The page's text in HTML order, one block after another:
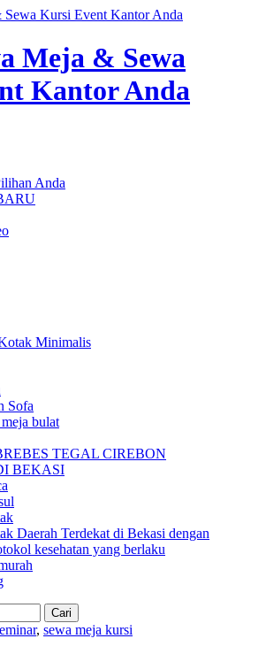
Meja & Sewa
Kantor Anda
Anda
Minimalis
Sofa
bulat
TEGAL CIREBON
BEKASI
Daerah Terdekat di Bekasi dengan
kesehatan yang berlaku
, sewa meja kursi